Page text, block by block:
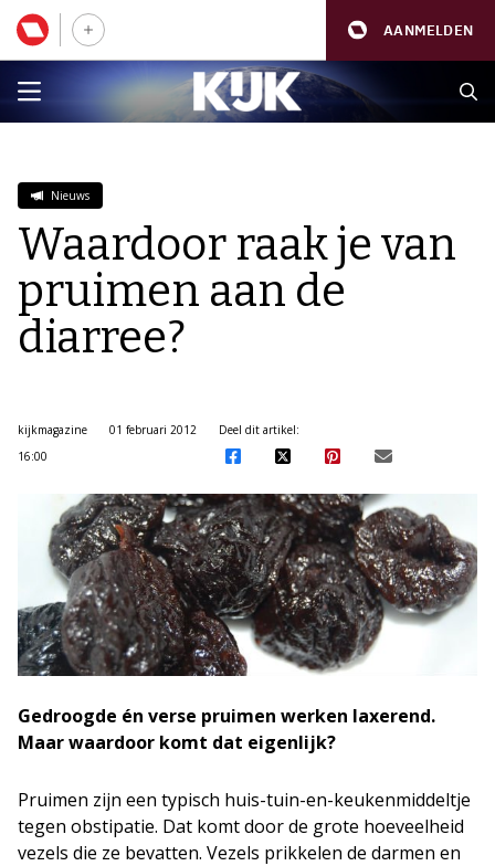
AANMELDEN
Nieuws
Waardoor raak je van
pruimen aan de
diarree?
kijkmagazine
01 februari 2012
16:00
Deel dit artikel:
Gedroogde én verse pruimen werken laxerend.
Maar waardoor komt dat eigenlijk?
Pruimen zijn een typisch huis-tuin-en-keukenmiddeltje
tegen obstipatie. Dat komt door de grote hoeveelheid
vezels die ze bevatten. Vezels prikkelen de darmen en